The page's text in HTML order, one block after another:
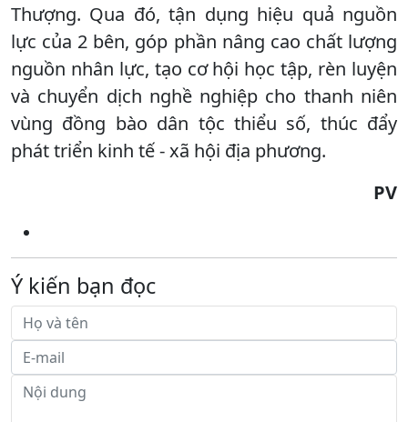
Thượng. Qua đó, tận dụng hiệu quả nguồn
lực của 2 bên, góp phần nâng cao chất lượng
nguồn nhân lực, tạo cơ hội học tập, rèn luyện
và chuyển dịch nghề nghiệp cho thanh niên
vùng đồng bào dân tộc thiểu số, thúc đẩy
phát triển kinh tế - xã hội địa phương.
PV
Ý kiến bạn đọc